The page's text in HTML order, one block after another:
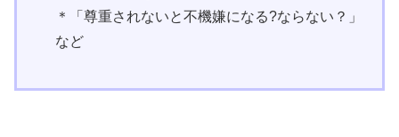
＊「尊重されないと不機嫌になる?ならない？」
など